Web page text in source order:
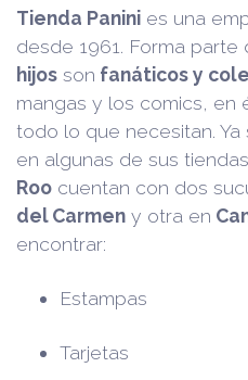
Tienda Panini es una
desde 1961. Forma parte
hijos son fanáticos y
mangas y los comics, en
todo lo que necesitan.
en algunas de sus
Roo cuentan con dos
del Carmen y otra en
encontrar:
Estampas
Tarjetas